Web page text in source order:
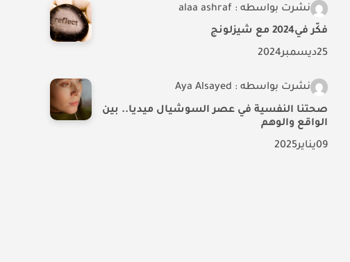
نشرت بواسطه : alaa ashraf
فكّر في2024 مع شيزلونج
25ديسمبر2024
نشرت بواسطه : Aya Alsayed
صحتنا النفسية في عصر السوشيال ميديا.. بين
الواقع والوهم
09يناير2025